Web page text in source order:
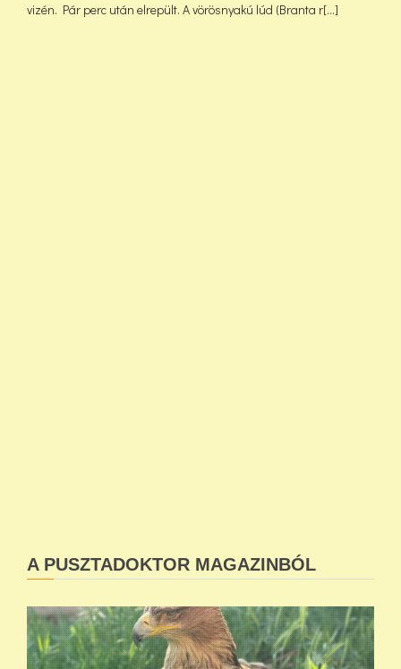
vizén. Pár perc után elrepült. A vörösnyakú lúd (Branta r[...]
A PUSZTADOKTOR MAGAZINBÓL